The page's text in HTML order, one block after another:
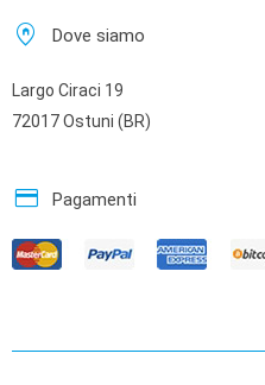
home_pin Dove siamo
Largo Ciraci 19
72017 Ostuni (BR)
credit_card Pagamenti